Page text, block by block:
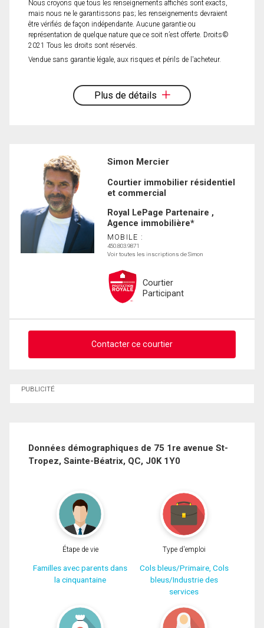
Nous croyons que tous les renseignements affichés sont exacts,
mais nous ne le garantissons pas; les renseignements devraient
être vérifiés de façon indépendante. Aucune garantie ou
représentation de quelque nature que ce soit n’est offerte. Droits©
2021 Tous les droits sont réservés.
Vendue sans garantie légale, aux risques et périls de l'acheteur.
Plus de détails
Simon Mercier
Courtier immobilier résidentiel
et commercial
Royal LePage Partenaire ,
Agence immobilière*
MOBILE :
450.803.9871
Voir toutes les inscriptions de Simon
Courtier
Participant
Contacter ce courtier
Demander des infos sur cette inscription
PUBLICITÉ
Données démographiques de 75 1re avenue St-
Tropez, Sainte-Béatrix, QC, J0K 1Y0
Étape de vie
Familles avec parents dans
la cinquantaine
Type d'emploi
Cols bleus/Primaire, Cols
bleus/Industrie des
services